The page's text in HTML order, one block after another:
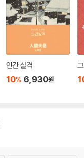
인간 실격
10% 6,930원